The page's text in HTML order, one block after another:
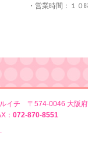
・営業時間：１０
イチ 〒574-0046 大阪
： 072-870-8551